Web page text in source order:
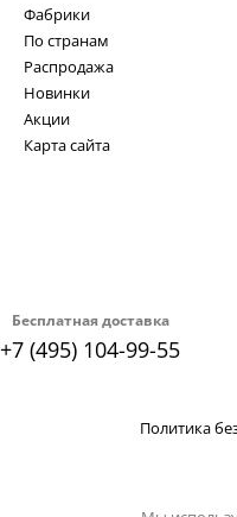
Бесплатная доставка
+7 (495) 104-99-55
Фабрики
По странам
Распродажа
Новинки
Акции
Карта сайта
Политика